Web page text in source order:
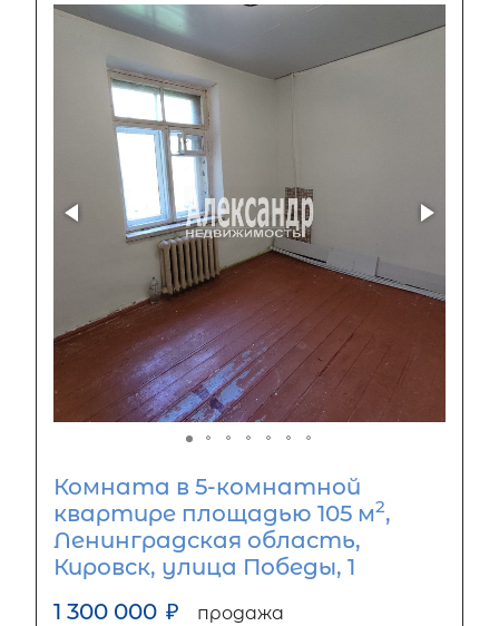
Комната в 5-комнатной
квартире площадью 105 м2,
Ленинградская область,
Кировск, улица Победы, 1
1 300 000 ₽ продажа